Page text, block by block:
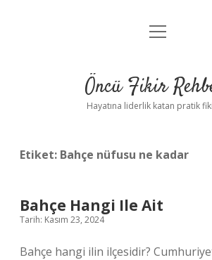
Anasayfa
Yasal Uyarı
menüyü
Öncü Fikir
Hayatına liderlik katan pratik
Etiket: Bahçe nüfusu ne kadar
Bahçe Hangi Ile Ait
Tarih: Kasım 23, 2024
Bahçe hangi ilin ilçesidir?